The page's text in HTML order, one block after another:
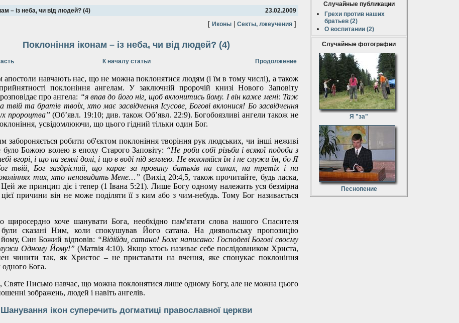
– із неба, чи від людей? (4) 23.02.2009
[ Иконы Секты, лжеучения ]
Поклоніння іконам – із неба, чи від людей? (4)
К началу статьи Продолжение
апостоли навчають нас, що не можна поклонятися людям (і їм в тому числі), а також
поклоніння ангелам. У заключній пророчій книзі Нового Заповіту
про ангела: “я впав до його ніг, щоб вклонитись йому. І він каже мені: Таж
твій та братів твоїх, хто має засвідчення Ісусове, Богові вклонися! Бо засвідчення
пророцтва”(Об’явл. 19:10; див. також Об’явл. 22:9). Богобоязливі ангели також не
усвідомлюючи, що цього гідний тільки один Бог.
забороняється робити об'єктом поклоніння творіння рук людських, чи інші неживі
Божою волею в епоху Старого Заповіту: “Не роби собі різьби і всякої подоби з
вгорі, і що на землі долі, і що в воді під землею. Не вклоняйся їм і не служи їм, бо Я
твій, Бог заздрісний, що карає за провину батьків на синах, на третіх і на
тих, хто ненавидить Мене…” (Вихід 20:4,5, також прочитайте, будь ласка,
Цей же принцип діє і тепер (1 Івана 5:21). Лише Богу одному належить уся безмірна
причини він не може поділяти її з ким або з чим-небудь. Тому Бог називається
щиросердно хоче шанувати Бога, необхідно пам'ятати слова нашого Спасителя
сказані Ним, коли спокушував Його сатана. На диявольську пропозицію
Син Божий відповів: “Відійди, сатано! Бож написано: Господеві Богові своєму
Одному Йому!” (Матвія 4:10). Якщо хтось називає себе послідовником Христа,
чинити так, як Христос – не приставати на вчення, яке спонукає поклоніння
одного Бога.
Письмо навчає, що можна поклонятися лише одному Богу, але не можна цього
зображень, людей і навіть ангелів.
Шанування ікон суперечить догматиці православної церкви
Случайные публикации
Грехи против наших
братьев (2)
О воспитании (2)
Случайные фотографии
Я "за"
Песнопение